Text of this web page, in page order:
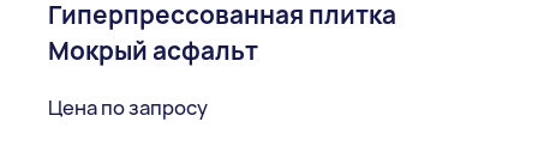
Гиперпрессованная плитка
Мокрый асфальт
Цена по запросу